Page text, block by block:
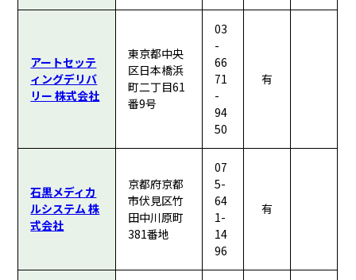
アートセッテ
ィングデリバ
リー 株式会社
東京都中央
区日本橋浜
町二丁目61
番9号
03
-
66
71
-
94
50
有
石黒メディカ
ルシステム 株
式会社
京都府京都
市伏見区竹
田中川原町
381番地
07
5-
64
1-
14
96
有